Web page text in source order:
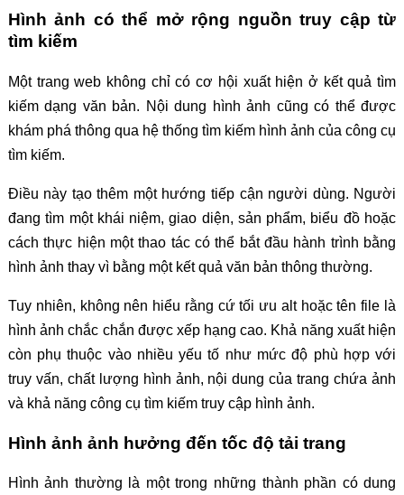
Hình ảnh có thể mở rộng nguồn truy cập từ
tìm kiếm
Một trang web không chỉ có cơ hội xuất hiện ở kết quả tìm
kiếm dạng văn bản. Nội dung hình ảnh cũng có thể được
khám phá thông qua hệ thống tìm kiếm hình ảnh của công cụ
tìm kiếm.
Điều này tạo thêm một hướng tiếp cận người dùng. Người
đang tìm một khái niệm, giao diện, sản phẩm, biểu đồ hoặc
cách thực hiện một thao tác có thể bắt đầu hành trình bằng
hình ảnh thay vì bằng một kết quả văn bản thông thường.
Tuy nhiên, không nên hiểu rằng cứ tối ưu alt hoặc tên file là
hình ảnh chắc chắn được xếp hạng cao. Khả năng xuất hiện
còn phụ thuộc vào nhiều yếu tố như mức độ phù hợp với
truy vấn, chất lượng hình ảnh, nội dung của trang chứa ảnh
và khả năng công cụ tìm kiếm truy cập hình ảnh.
Hình ảnh ảnh hưởng đến tốc độ tải trang
Hình ảnh thường là một trong những thành phần có dung